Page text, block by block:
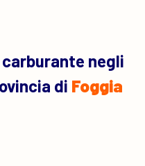
negli
di Foggia